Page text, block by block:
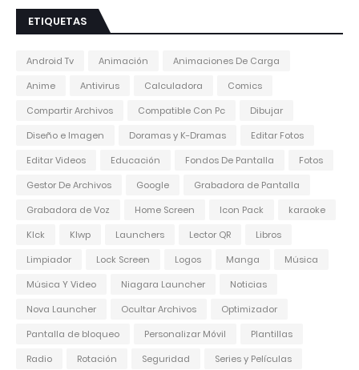
ETIQUETAS
Android Tv Animación
Animaciones De Carga
Anime
Antivirus Calculadora
Comics
Compartir Archivos
Compatible Con Pc
Dibujar
Diseño e Imagen
Doramas y K-Dramas
Editar Fotos
Editar Videos
Educación Fondos De Pantalla
Fotos
Gestor De Archivos
Google
Grabadora de Pantalla
Grabadora de Voz
Home Screen Icon Pack
karaoke
Klck
Klwp Launchers Lector QR
Libros
Limpiador
Lock Screen Logos Manga
Música
Música Y Video
Niagara Launcher
Noticias
Nova Launcher
Ocultar Archivos
Optimizador
Pantalla de bloqueo
Personalizar Móvil
Plantillas
Radio
Rotación Seguridad
Series y Películas